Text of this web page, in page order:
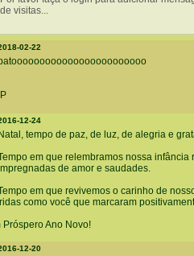
02-22
12-24
Natal, tempo de paz, de luz, de alegria e
em que relembramos nossa
de amor e saudades.
em que revivemos o carinho de
como você que marcaram
Próspero Ano Novo!
12-20